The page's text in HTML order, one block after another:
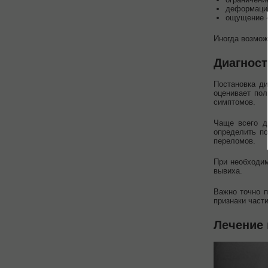
ощущение
Иногда
Постановка
оценивает
симптомов.
Чаще всего
определить
переломов.
При
вывиха.
Важно точно
признаки
Лечение